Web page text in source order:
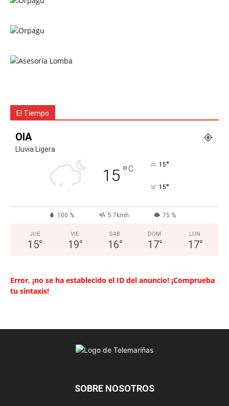
El Tiempo
OIA
Lluvia Ligera
15 °C 15°
15°
100 % 5.7kmh 75 %
JUE
15°
VIE
19°
SAB
16°
DOM
17°
LUN
17°
Error, ¡no se ha establecido el ID del anuncio! ¡Comprueba
tu sintaxis!
SOBRE NOSOTROS